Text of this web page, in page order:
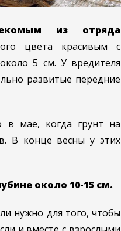
из отряда
цвета красивым с
5 см. У вредителя
развитые передние
в мае, когда грунт на
В конце весны у этих
около 10-15 см.
нужно для того, чтобы